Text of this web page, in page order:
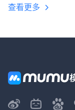
查看更多